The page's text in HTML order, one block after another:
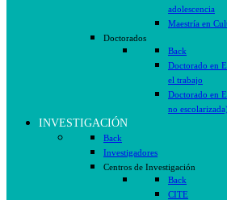
adolescencia
Maestría en
Doctorados
Back
Doctorado en
el trabajo
Doctorado en
no
INVESTIGACIÓN
Back
Investigadores
Centros de Investigación
Back
CITE